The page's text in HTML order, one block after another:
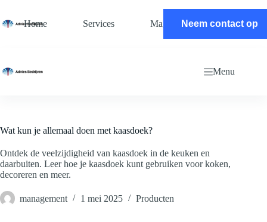
de
Home Services Magazine Contact
Neem contact op
Menu
Wat kun je allemaal doen met kaasdoek?
Ontdek de veelzijdigheid van kaasdoek in de keuken en
daarbuiten. Leer hoe je kaasdoek kunt gebruiken voor koken,
decoreren en meer.
management 1 mei 2025 Producten